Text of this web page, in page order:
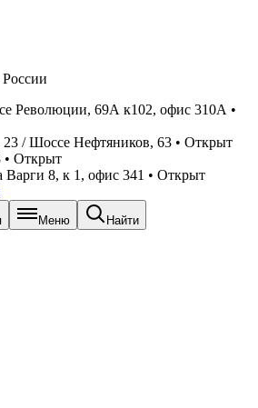
Революции, 69А к102, офис 310А •
23 / Шоссе Нефтяников, 63 • Открыт
• Открыт
8, к 1, офис 341 • Открыт
Меню Найти